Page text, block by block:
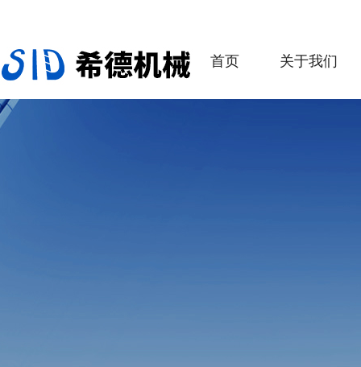
首页 关于我们